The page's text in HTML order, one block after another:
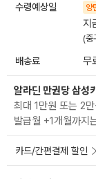
수령예상일 양
지
(중
배송료 무
알라딘 만권당 삼성
최대 1만원 또는 2
발급월 +1개월까지
카드/간편결제 할인